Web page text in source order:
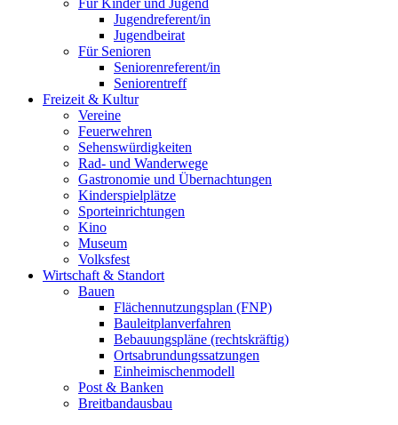
Für Kinder und Jugend
Jugendreferent/in
Jugendbeirat
Für Senioren
Seniorenreferent/in
Seniorentreff
Freizeit & Kultur
Vereine
Feuerwehren
Sehenswürdigkeiten
Rad- und Wanderwege
Gastronomie und Übernachtungen
Kinderspielplätze
Sporteinrichtungen
Kino
Museum
Volksfest
Wirtschaft & Standort
Bauen
Flächennutzungsplan (FNP)
Bauleitplanverfahren
Bebauungspläne (rechtskräftig)
Ortsabrundungssatzungen
Einheimischenmodell
Post & Banken
Breitbandausbau